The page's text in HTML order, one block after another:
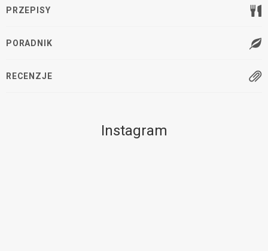
PRZEPISY
PORADNIK
RECENZJE
Instagram